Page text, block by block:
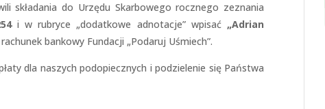
składania do Urzędu Skarbowego rocznego zeznania
i w rubryce „dodatkowe adnotacje” wpisać „Adrian
bankowy Fundacji „Podaruj Uśmiech”.
dla naszych podopiecznych i podzielenie się Państwa